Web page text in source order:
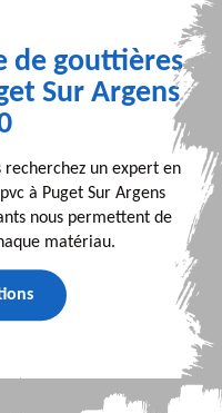
de gouttières
Sur Argens
recherchez un expert en
à Puget Sur Argens
nous permettent de
matériau.